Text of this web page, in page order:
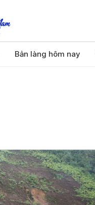
Bản làng hôm nay